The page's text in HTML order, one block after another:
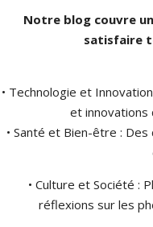
Notre blog couvre
satisfaire
• Technologie et
et innovations
• Santé et Bien-être :
• Culture et Société :
réflexions sur les